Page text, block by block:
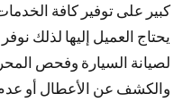
كبير على توفير كافة
يحتاج العميل إليها لذلك
لصيانة السيارة وفحص
والكشف عن الأعطال أو